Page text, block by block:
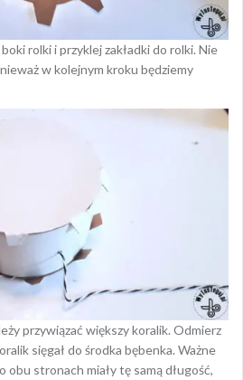
rolki i przyklej zakładki do rolki. Nie
w kolejnym kroku będziemy
przywiązać większy koralik. Odmierz
sięgał do środka bębenka. Ważne
obu stronach miały tę samą długość,